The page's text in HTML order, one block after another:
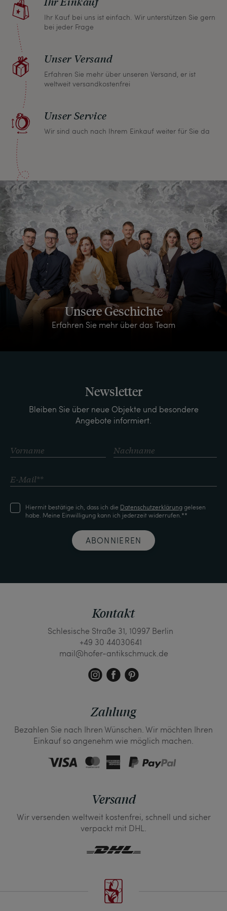
Ihr Kauf bei uns ist einfach. Wir unterstützen Sie gern
bei jeder Frage
Unser Versand
Erfahren Sie mehr über unseren Versand, er ist
weltweit versandkostenfrei
Unser Service
Wir sind auch nach Ihrem Einkauf weiter für Sie da
Unsere Geschichte
Erfahren Sie mehr über das Team
Newsletter
Bleiben Sie über neue Objekte und besondere
Angebote informiert.
Hiermit bestätige ich, dass ich die Daten­schutz­erklärunggelesen
habe. Meine Einwilligung kann ich jederzeit widerrufen.**
ABONNIEREN
Kontakt
Schlesische Straße 31, 10997 Berlin
+49 30 44030641
mail@hofer-antikschmuck.de
Zahlung
Bezahlen Sie nach Ihren Wünschen. Wir möchten Ihren
Einkauf so angenehm wie möglich machen.
Versand
Wir versenden weltweit kostenfrei, schnell und sicher
verpackt mit DHL.